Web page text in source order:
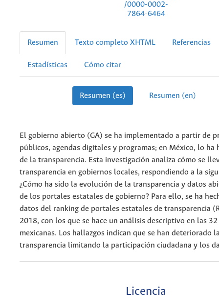
/0000-0002-
7864-6464
Resumen Texto completo XHTML Referencias
Estadísticas Cómo citar
Resumen (es) Resumen (en)
El gobierno abierto (GA) se ha implementado a partir de
públicos, agendas digitales y programas; en México, lo ha
de la transparencia. Esta investigación analiza cómo se
transparencia en gobiernos locales, respondiendo a la
¿Cómo ha sido la evolución de la transparencia y datos
de los portales estatales de gobierno? Para ello, se ha
datos del ranking de portales estatales de transparencia
2018, con los que se hace un análisis descriptivo en las
mexicanas. Los hallazgos indican que se han deteriorado
transparencia limitando la participación ciudadana y los
Licencia